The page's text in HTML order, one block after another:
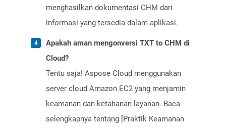
menghasilkan dokumentasi CHM dari
informasi yang tersedia dalam aplikasi.
Apakah aman mengonversi TXT to CHM di
Cloud?
Tentu saja! Aspose Cloud menggunakan
server cloud Amazon EC2 yang menjamin
keamanan dan ketahanan layanan. Baca
selengkapnya tentang [Praktik Keamanan